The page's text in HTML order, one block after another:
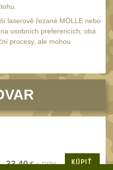
laserově řezané MOLLE nebo
osobních preferencích; oba
procesy, ale mohou
33.40€s DPH KÚPIŤ